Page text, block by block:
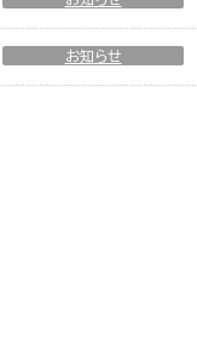
お知らせ